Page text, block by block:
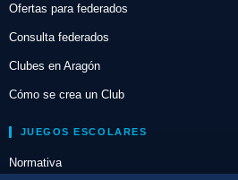
Ofertas para federados
Consulta federados
Clubes en Aragón
Cómo se crea un Club
JUEGOS ESCOLARES
Normativa